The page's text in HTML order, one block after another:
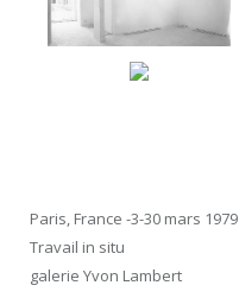
Paris, France -3-30 mars 1979
Travail in situ
galerie Yvon Lambert